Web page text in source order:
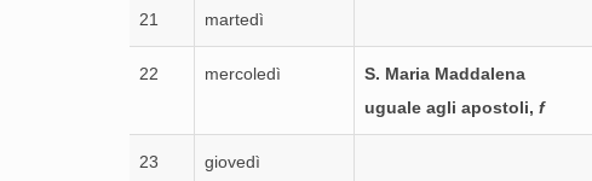
21 martedì
22 mercoledì
S. Maria Maddalena
uguale agli apostoli, f
23 giovedì